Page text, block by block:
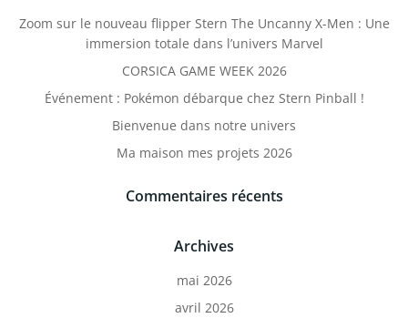
Zoom sur le nouveau flipper Stern The Uncanny X-Men : Une
immersion totale dans l’univers Marvel
CORSICA GAME WEEK 2026
Événement : Pokémon débarque chez Stern Pinball !
Bienvenue dans notre univers
Ma maison mes projets 2026
Commentaires récents
Archives
mai 2026
avril 2026